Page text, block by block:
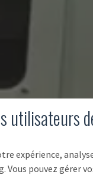
utilisateurs
expérience,
pouvez gérer